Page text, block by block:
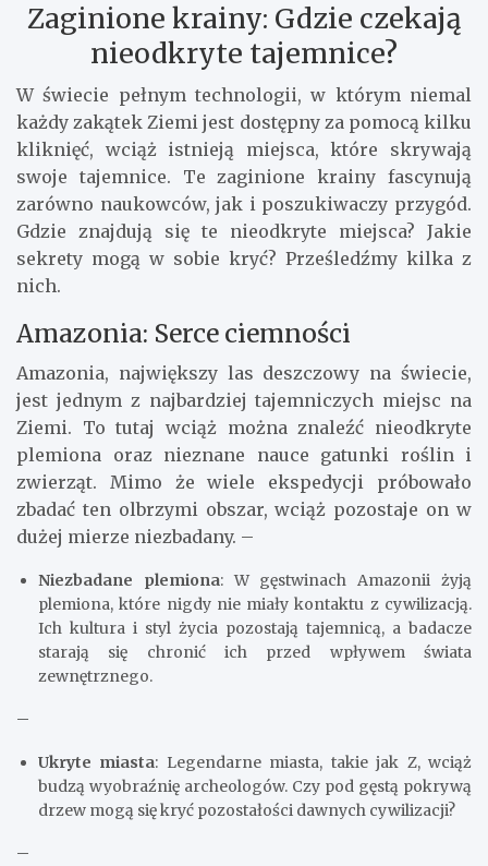
Zaginione krainy: Gdzie czekają
nieodkryte tajemnice?
W świecie pełnym technologii, w którym niemal
każdy zakątek Ziemi jest dostępny za pomocą kilku
kliknięć, wciąż istnieją miejsca, które skrywają
swoje tajemnice. Te zaginione krainy fascynują
zarówno naukowców, jak i poszukiwaczy przygód.
Gdzie znajdują się te nieodkryte miejsca? Jakie
sekrety mogą w sobie kryć? Prześledźmy kilka z
nich.
Amazonia: Serce ciemności
Amazonia, największy las deszczowy na świecie,
jest jednym z najbardziej tajemniczych miejsc na
Ziemi. To tutaj wciąż można znaleźć nieodkryte
plemiona oraz nieznane nauce gatunki roślin i
zwierząt. Mimo że wiele ekspedycji próbowało
zbadać ten olbrzymi obszar, wciąż pozostaje on w
dużej mierze niezbadany. –
Niezbadane plemiona: W gęstwinach Amazonii żyją
plemiona, które nigdy nie miały kontaktu z cywilizacją.
Ich kultura i styl życia pozostają tajemnicą, a badacze
starają się chronić ich przed wpływem świata
zewnętrznego.
–
Ukryte miasta: Legendarne miasta, takie jak Z, wciąż
budzą wyobraźnię archeologów. Czy pod gęstą pokrywą
drzew mogą się kryć pozostałości dawnych cywilizacji?
–